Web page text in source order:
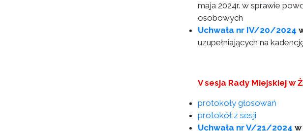
maja 2024r. w sprawie
osobowych
Uchwała nr IV/20/2024
uzupełniających na
V sesja Rady Miejskiej w
protokoły głosowań
protokół z sesji
Uchwała nr V/21/2024 w